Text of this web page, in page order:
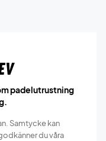
padelutrustning
Samtycke kan
du våra